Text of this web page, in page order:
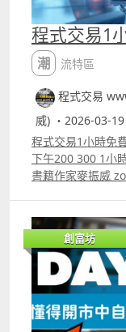
程式交易1
潮流特區
程式交易
威) ・2026-03-19
程式交易1小時免
下午200 300 1小時） 報名whatsapp69091306 主講 財經
書籍作家麥振威
如何快速將pine
何快速學懂用
autotrade 6.期
69091306 或電
創富坊